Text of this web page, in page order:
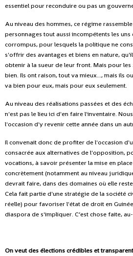
essentiel pour reconduire ou pas un
Au niveau des hommes, ce régime
personnages tout aussi incompétents les
corrompus, pour lesquels la politique ne
s'offrir des avantages et biens en nature,
obtenir à la sueur de leur front. Mais pour
bien. Ils ont raison, tout va mieux..., mais ils
va bien pour eux, mais pour eux seulement.
Au niveau des réalisations passées et des
n'est pas le lieu ici d'en faire l'inventaire.
l'occasion d'y revenir cette année dans un
Il convenait donc de profiter de l'occasion
consacrée aux alternatives de l'opposition,
vocations, à savoir présenter la mise en
concrètement (notamment au niveau
devrait faire, dans des domaines où elle
Cela fait partie d'une stratégie de la société
réelle) pour favoriser l'état de droit en
diaspora de s'impliquer. C’est chose faite,
On veut des élections crédibles et